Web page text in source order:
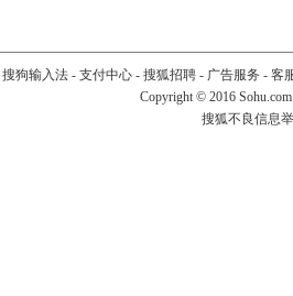
搜狗输入法- 支付中心- 搜狐招聘- 广告服务 - 客
Copyright © 2016
搜狐不良信息